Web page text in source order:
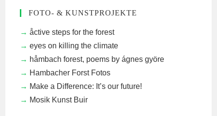
FOTO- & KUNSTPROJEKTE
åctive steps for the forest
eyes on killing the climate
håmbach forest, poems by ágnes györe
Hambacher Forst Fotos
Make a Difference: It’s our future!
Mosik Kunst Buir